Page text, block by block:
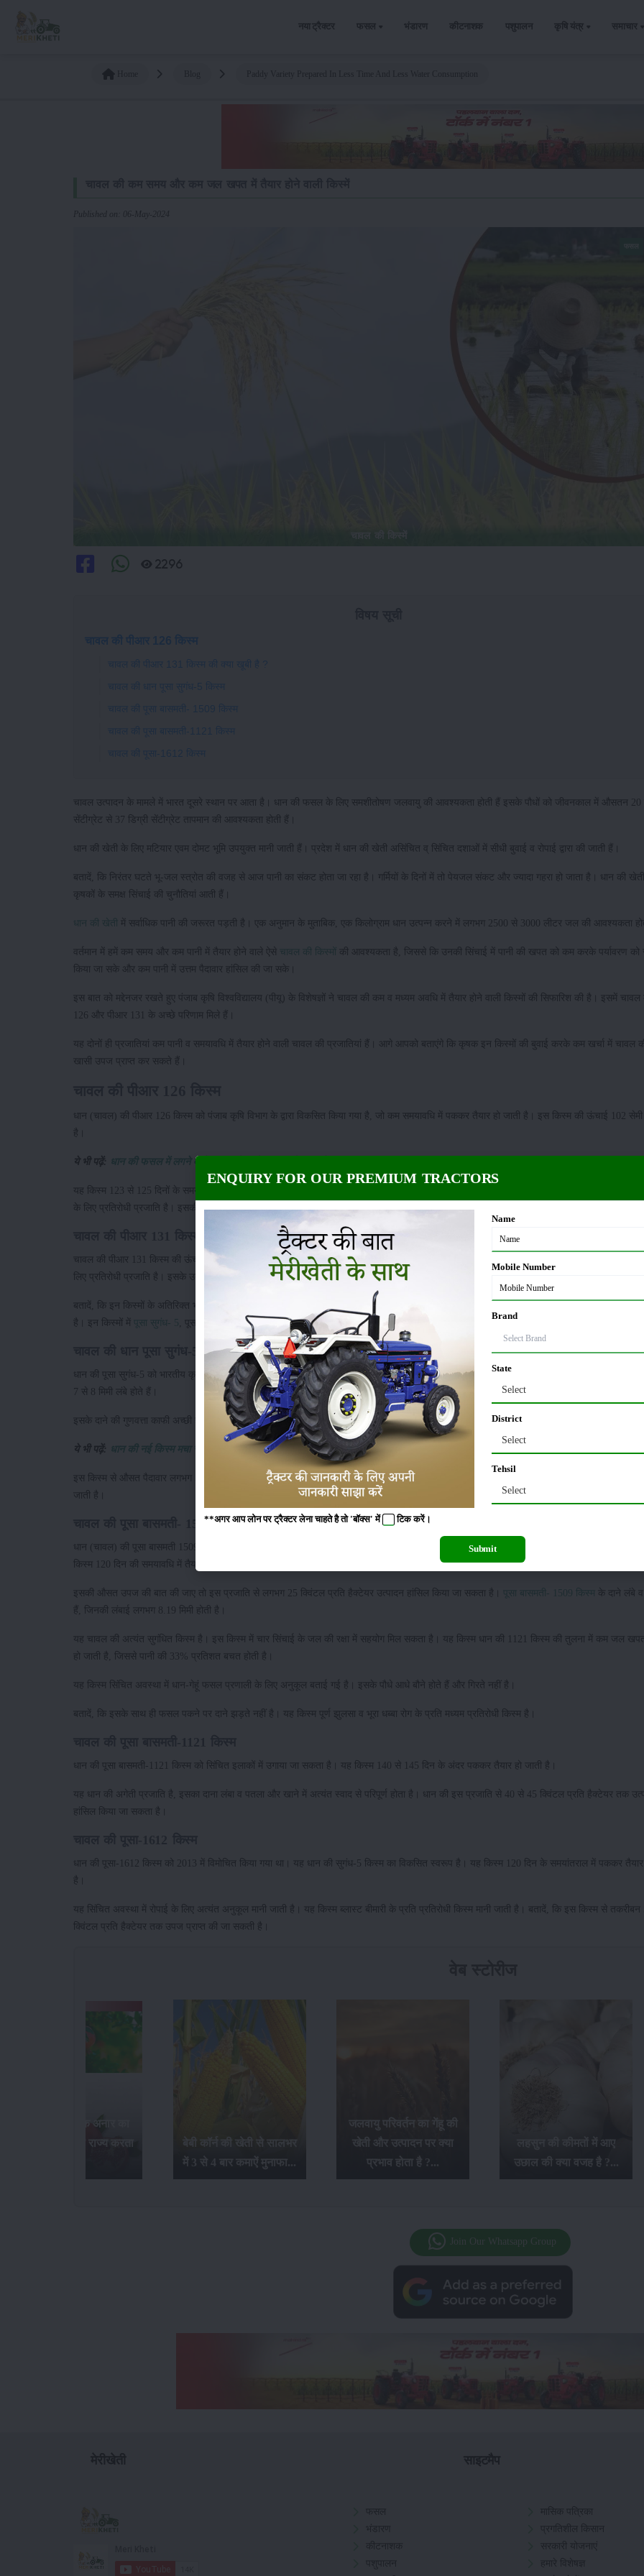
नया ट्रैक्टर फसल भंडारण कीटनाशक पशुपालन कृषि यंत्र समाचार
Published on: 06-May-2024
2296
चावल की पीआर 126 किस्म
चावल की पीआर 131 किस्म की क्या खूबी है ?
चावल की धान पूसा सुगंध-5 किस्म
चावल की पूसा बासमती- 1509 किस्म
चावल की पूसा बासमती-1121 किस्म
चावल की पूसा-1612 किस्म
चावल उत्पादन के मामले में भारत दूसरे स्थान पर आता है। धान की फसल के लिए समशीतोषण जलवायु की आवश्यकता होती हैं इसके पौधों को जीवनकाल में औसतन 20
सेंटीग्रेट से 37 डिग्री सेंटीग्रेट तापमान की आवश्यकता होती हैं।
धान की खेती के लिए मटियार एवम दोमट भूमि उपयुक्त मानी जाती हैं। प्रदेश में धान की खेती असिंचित व् सिंचित दशाओं में सीधी बुवाई व रोपाई द्वारा की जाती हैं।
बतादें, कि निरंतर घटते भू-जल स्त्रोत की वजह से आज पानी का संकट होता जा रहा है। गर्मियों के दिनों में तो पेयजल संकट और ज्यादा गहरा हो जाता है। धान की
कृषकों के समक्ष सिंचाई की चुनौतियां आती हैं।
धान की खेती में सर्वाधिक पानी की जरूरत पड़ती है। एक अनुमान के मुताबिक, एक किलोग्राम धान उत्पन्न करने में लगभग 2500 से 3000 लीटर जल की आवश्यकता
वर्तमान में हमें कम समय और कम पानी में तैयार होने वाले ऐसे चावल की किस्मों
की आवश्यकता है, जिससे कि उनकी सिंचाई में पानी की खपत को कम करके पर्यावरण को
किया जा सके और कम पानी में उत्तम पैदावार हांसिल की जा सके।
इस बात को मद्देनजर रखते हुए पंजाब कृषि विश्वविद्यालय (पीयू) के विशेषज्ञों ने चावल की कम व मध्यम अवधि में तैयार होने वाली किस्मों की सिफारिश की है। इसमें चावल
126 और पीआर 131 के अच्छे परिणाम मिले हैं।
यह दोनों ही प्रजातियां कम पानी व समयावधि में तैयार होने वाली चावल की प्रजातियां हैं। आगे आपको बताएंगे कि कृषक इन किस्मों की बुवाई करके कम खर्चा में चावल
खासी उपज प्राप्त कर सकते हैं।
धान (चावल) की पीआर 126 किस्म को पंजाब कृषि विभाग के द्वारा विकसित किया गया है, जो कम समयावधि में पककर तैयार हो जाती है। इस किस्म की ऊंचाई 102 सेमी
है।
ये भी पढ़ें: धान की फसल में लगने वाले प्रमुख रोग और उनकी रोकथाम के उपाय
यह किस्म 123 से 125 दिनों के समयांतराल में पक जाती है। इस किस्म को कम जल की जरूरत होती है। इतना ही नहीं यह किस्म सात अलग-अलग बैक्टीरियल ब्लाइट
के लिए प्रतिरोधी प्रजाति है। इसकी उपज की बात करें तो इस किस्म से प्रति एकड़ 31 क्विंटल की उपज हांसिल की जा सकती है।
चावल की पीआर 131 किस्म की क्या खूबी है ?
चावल की पीआर 131 किस्म की ऊंचाई 111 सेमी है। यह किस्म रोपाई के लगभग 110 दिन में पककर तैयार हो जाती है। यह वैक्टीरियल ब्लाइट रोगजनक के समस्त 10
लिए प्रतिरोधी प्रजाति है। इसके उत्पादन की बात करें तो इस किस्म से प्रति एकड़ लगभग 31 क्विंटल की उपज प्राप्त की जा सकती है।
बतादें, कि इन किस्मों के अतिरिक्त भी धान की कम पानी में उगने वाली बाकी किस्में भी हैं, जिनकी खेती करके लघु या मध्यम अवधि में धान की शानदार उपज हांसिल की
है। इन किस्मों में
पूसा सुगंध- 5 , पूसा बासमती- 1509, पूसा बासमती-1121 व पूसा-1612 आदि शम्मिलित हैं।
चावल की धान पूसा सुगंध-5 किस्म
धान की पूसा सुगंध-5 को भारतीय कृषि अनुसंधान परिषद (ICAR) पूसा दिल्ली द्वारा विकसित किया गया है। यह चावल की संकर प्रजाति है। इसके दाने पतले, सुगंधित
7 से 8 मिमी लंबे होते हैं।
इसके दाने की गुणवत्ता काफी अच्छी होती है और उपज क्षमता भी काफी अच्छी होती है। यह किस्म 120 से 125 दिन के समयांतराल में पककर तैयार हो जाती है।
ये भी पढ़ें: धान की नई किस्म मचा रहीं धमाल
इस किस्म से औसत पैदावार लगभग 5.5 से 6 टन प्रति हैक्टेयर अर्जित की जा सकती है। पूसा सुगंध की खेती भारत में दिल्ली, पंजाब, हरियाणा व उत्तर प्रदेश में विशेष
जाती है।
चावल की पूसा बासमती- 1509 किस्म
धान (चावल) की पूसा बासमती 1509 किस्म भारतीय कृषि अनुसंधान संस्थान (आईसीएआर), नई दिल्ली द्वारा विकसित की गई कम समयावधि में तैयार होने वाली प्रजाति
किस्म 120 दिन की समयावधि में तैयार हो जाती है।
इसकी औसत उपज की बात की जाए तो इस प्रजाति से लगभग 25 क्विंटल प्रति हैक्टेयर उत्पादन हांसिल किया जा सकता है। पूसा बासमती- 1509 किस्म
के दाने लंबे
हैं, जिनकी लंबाई लगभग 8.19 मिमी होती है।
यह चावल की अत्यंत सुगंधित किस्म है। इस किस्म में चार सिंचाई के जल की रक्षा में सहयोग मिल सकता है। यह किस्म धान की 1121 किस्म की तुलना में कम जल
हो जाती है, जिससे पानी की 33% प्रतिशत बचत होती है।
यह किस्म सिंचित अवस्था में धान-गेहूं फसल प्रणाली के लिए अनुकूल बताई गई है। इसके पौधे आधे बौने होते हैं और गिरते नहीं है।
बतादें, कि इसके साथ ही फसल पकने पर दाने झड़ते नहीं है। यह किस्म पूर्ण झुलसा व भूरा धब्बा रोग के प्रति मध्यम प्रतिरोधी किस्म है।
धान की पूसा बासमती-1121 किस्म को सिंचित इलाकों में उगाया जा सकता है। यह किस्म 140 से 145 दिन के अंदर पककर तैयार हो जाती है।
यह धान की अगेती प्रजाति है, इसका दाना लंबा व पतला और खाने में अत्यंत स्वाद से परिपूर्ण होता है। धान की इस प्रजाति से 40 से 45 क्विंटल प्रति हैक्टेयर तक
हांसिल किया जा सकता है।
धान की पूसा-1612 किस्म को 2013 में विमोचित किया गया था। यह धान की सुगंध-5 किस्म का विकसित स्वरूप है। यह किस्म 120 दिन के समयांतराल में पककर तैयार
है।
यह सिंचित अवस्था में रोपाई के लिए अत्यंत अनुकूल मानी जाती है। यह किस्म ब्लास्ट बीमारी के प्रति प्रतिरोधी किस्म मानी जाती है। बतादें, कि इस किस्म से
क्विंटल प्रति हैक्टेयर तक उपज प्राप्त की जा सकती है।
भारत में सर्वाधिक अनार का
उत्पादन कौन-सा राज्य करता
बेबी कॉर्न की खेती से सालभर
में 3 से 4 बार कमाऐं मुनाफा...
जलवायु परिवर्तन का गेंहू की
खेती और उत्पादन पर क्या
प्रभाव होता है ?...
लहसुन की कीमतों में आए
उछाल की क्या वजह है ?...
Join Our Whatsapp Group
ENQUIRY FOR OUR PREMIUM TRACTORS
Name
Mobile Number
Brand
State
Select
District
Select
Tehsil
Select
**अगर आप लोन पर ट्रैक्टर लेना चाहते है तो 'बॉक्स' में टिककरें।
Submit